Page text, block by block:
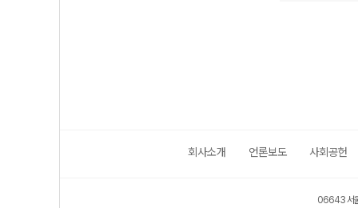
회사소개 언론보도 사회공헌
06643 서